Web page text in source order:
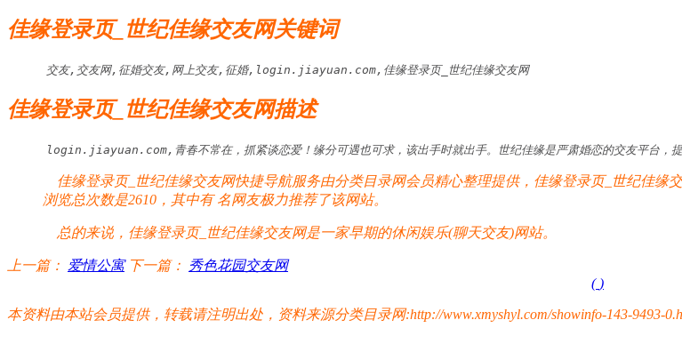
佳缘登录页_世纪佳缘交友网关键词
交友,交友网,征婚交友,网上交友,征婚,login.jiayuan.com,佳缘登录页_世纪佳缘交友网
佳缘登录页_世纪佳缘交友网描述
login.jiayuan.com,青春不常在，抓紧谈恋爱！缘分可遇也可求，该出手时就出手。世纪佳缘是严肃婚恋的交友平台，提
佳缘登录页_世纪佳缘交友网快捷导航服务由分类目录网会员精心整理提供，佳缘登录页_世纪佳缘
浏览总次数是2610，其中有名网友极力推荐了该网站。
总的来说，佳缘登录页_世纪佳缘交友网是一家早期的休闲娱乐(聊天交友)网站。
上一篇： 爱情公寓 下一篇：
秀色花园交友网
( )
本资料由本站会员提供，转载请注明出处，资料来源分类目录网:http://www.xmyshyl.com/showinfo-143-9493-